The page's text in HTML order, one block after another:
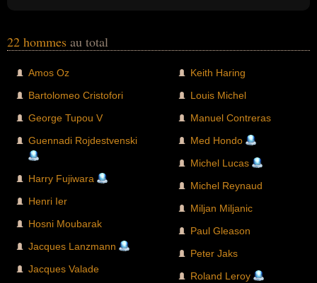
22 hommes au total
Amos Oz
Bartolomeo Cristofori
George Tupou V
Guennadi Rojdestvenski
Harry Fujiwara
Henri Ier
Hosni Moubarak
Jacques Lanzmann
Jacques Valade
Keith Haring
Louis Michel
Manuel Contreras
Med Hondo
Michel Lucas
Michel Reynaud
Miljan Miljanic
Paul Gleason
Peter Jaks
Roland Leroy